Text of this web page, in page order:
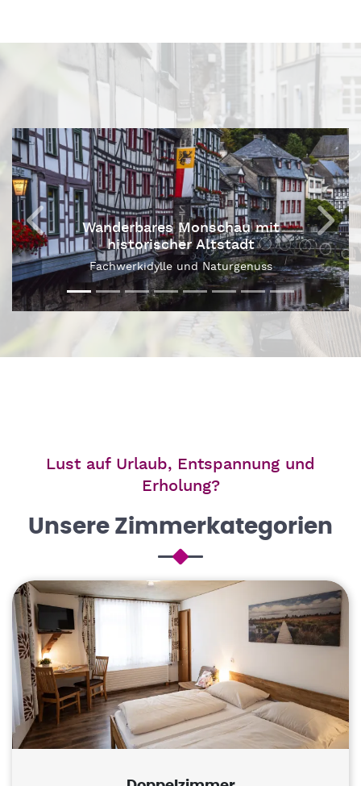
Wanderbares Monschau mit
historischer Altstadt
Fachwerkidylle und Naturgenuss
Lust auf Urlaub, Entspannung und
Erholung?
Unsere Zimmerkategorien